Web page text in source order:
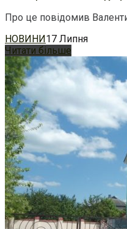
Про це повідомив
НОВИНИ 17 Липня
Читати більше